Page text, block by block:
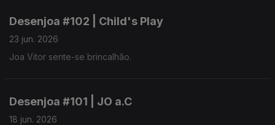
Desenjoa #102 | Child's Play
23 jun. 2026
Joa Vitor sente-se brincalhão.
Desenjoa #101 | JO a.C
18 jun. 2026